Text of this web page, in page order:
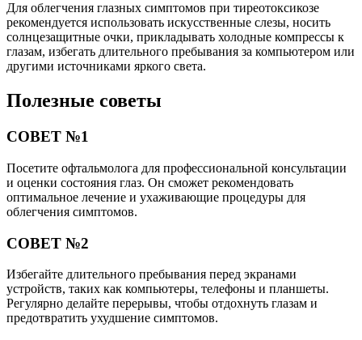
Для облегчения глазных симптомов при тиреотоксикозе
рекомендуется использовать искусственные слезы, носить
солнцезащитные очки, прикладывать холодные компрессы к
глазам, избегать длительного пребывания за компьютером или
другими источниками яркого света.
Полезные советы
СОВЕТ №1
Посетите офтальмолога для профессиональной консультации
и оценки состояния глаз. Он сможет рекомендовать
оптимальное лечение и ухаживающие процедуры для
облегчения симптомов.
СОВЕТ №2
Избегайте длительного пребывания перед экранами
устройств, таких как компьютеры, телефоны и планшеты.
Регулярно делайте перерывы, чтобы отдохнуть глазам и
предотвратить ухудшение симптомов.